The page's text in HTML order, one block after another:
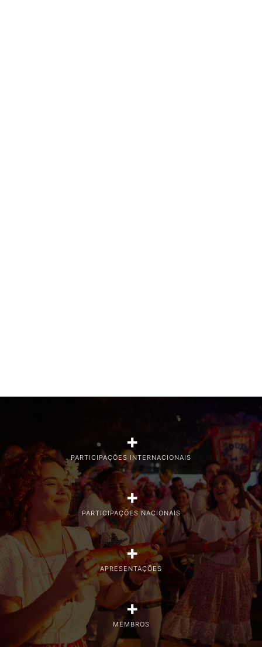
PARTICIPAÇÕES INTERNACIONAIS
+
PARTICIPAÇÕES NACIONAIS
+
APRESENTAÇÕES
+
MEMBROS
+